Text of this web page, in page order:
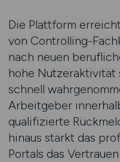
Die Plattform
von Controlling-
nach neuen
hohe Nutzeraktivität
schnell
Arbeitgeber
qualifizierte
hinaus stärkt das
Portals das